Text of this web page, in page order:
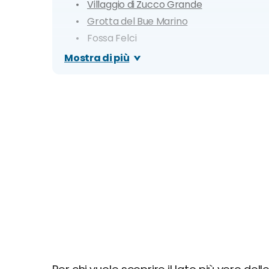
Villaggio di Zucco Grande
Grotta del Bue Marino
Fossa Felci
Spiaggia le Punte
Mostra di più